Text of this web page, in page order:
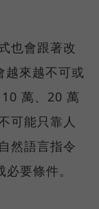
也會跟著改
來越不可或
萬、20 萬
可能只靠人
然語言指令
要條件。